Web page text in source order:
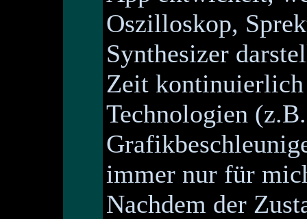
Oszilloskop,
Synthesizer
Zeit kontinuierlich
Technologien
immer nur für
Nachdem der